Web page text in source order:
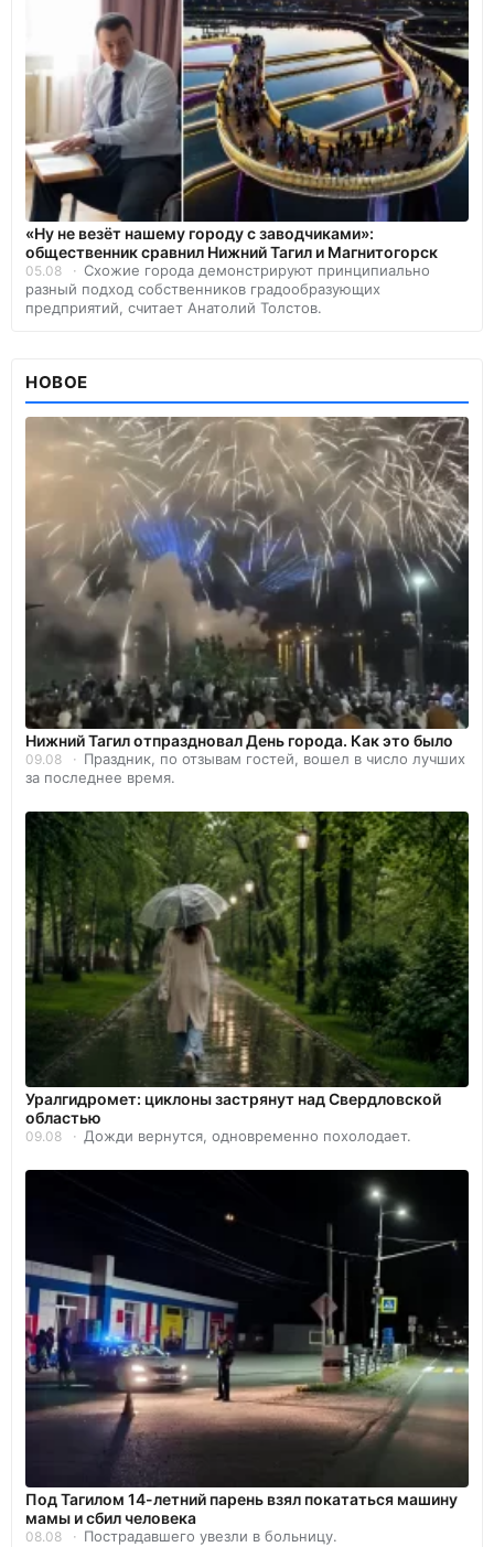
«Ну не везёт нашему городу с заводчиками»:
общественник сравнил Нижний Тагил и Магнитогорск
05.08
Схожие города демонстрируют принципиально
разный подход собственников градообразующих
предприятий, считает Анатолий Толстов.
НОВОЕ
Нижний Тагил отпраздновал День города. Как это было
09.08
Праздник, по отзывам гостей, вошел в число лучших
за последнее время.
Уралгидромет: циклоны застрянут над Свердловской
областью
09.08 Дожди вернутся, одновременно похолодает.
Под Тагилом 14-летний парень взял покататься машину
мамы и сбил человека
08.08 Пострадавшего увезли в больницу.